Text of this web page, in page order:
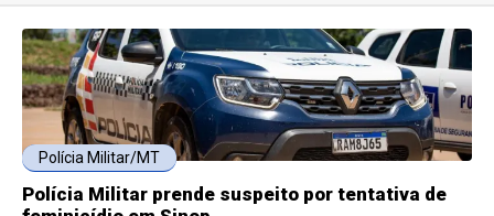
Polícia Militar/MT
Polícia Militar prende suspeito por tentativa de